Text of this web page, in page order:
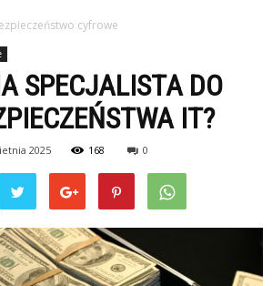
cyfrowe
SPECJALISTA DO
IT?
2025 168 0